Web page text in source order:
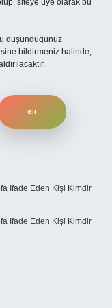
siteye üye olarak bu
düşündüğünüz
bildirmeniz halinde,
Ifade Eden Kişi Kimdir
Ifade Eden Kişi Kimdir